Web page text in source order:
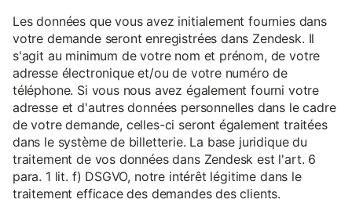
Les données que vous avez initialement fournies dans
votre demande seront enregistrées dans Zendesk. Il
s'agit au minimum de votre nom et prénom, de votre
adresse électronique et/ou de votre numéro de
téléphone. Si vous nous avez également fourni votre
adresse et d'autres données personnelles dans le cadre
de votre demande, celles-ci seront également traitées
dans le système de billetterie. La base juridique du
traitement de vos données dans Zendesk est l'art. 6
para. 1 lit. f) DSGVO, notre intérêt légitime dans le
traitement efficace des demandes des clients.